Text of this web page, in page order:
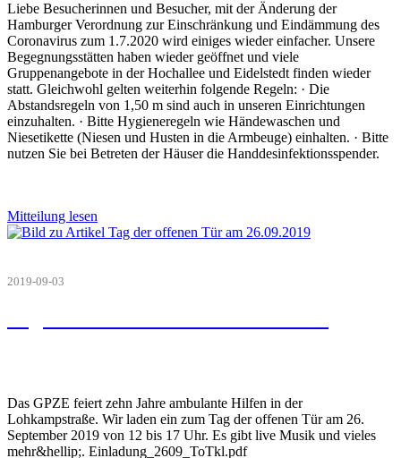
Liebe Besucherinnen und Besucher, mit der Änderung der
Hamburger Verordnung zur Einschränkung und Eindämmung des
Coronavirus zum 1.7.2020 wird einiges wieder einfacher. Unsere
Begegnungsstätten haben wieder geöffnet und viele
Gruppenangebote in der Hochallee und Eidelstedt finden wieder
statt. Gleichwohl gelten weiterhin folgende Regeln: · Die
Abstandsregeln von 1,50 m sind auch in unseren Einrichtungen
einzuhalten. · Bitte Hygieneregeln wie Händewaschen und
Niesetikette (Niesen und Husten in die Armbeuge) einhalten. · Bitte
nutzen Sie bei Betreten der Häuser die Handdesinfektionsspender.
Mitteilung lesen
2019-09-03
Das GPZE feiert zehn Jahre ambulante Hilfen in der
Lohkampstraße. Wir laden ein zum Tag der offenen Tür am 26.
September 2019 von 12 bis 17 Uhr. Es gibt live Musik und vieles
mehr&hellip;. Einladung_2609_ToTkl.pdf